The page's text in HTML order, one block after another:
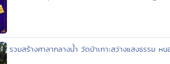
รวมสร้างศาลากลางน้ำ วัดป่าเกาะสว่างแสงธรรม หน